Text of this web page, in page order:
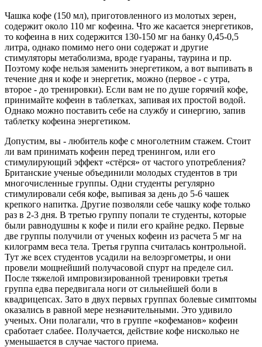
Чашка кофе (150 мл), приготовленного из молотых зерен,
содержит около 110 мг кофеина. Что же касается энергетиков,
то кофеина в них содержится 130-150 мг на банку 0,45-0,5
литра, однако помимо него они содержат и другие
стимуляторы метаболизма, вроде гуараны, таурина и пр.
Поэтому кофе нельзя заменить энергетиком, а вот выпивать в
течение дня и кофе и энергетик, можно (первое - с утра,
второе - до тренировки). Если вам не по душе горячий кофе,
принимайте кофеин в таблетках, запивая их простой водой.
Однако можно поставить себе на службу и синергию, запив
таблетку кофеина энергетиком.
Допустим, вы - любитель кофе с многолетним стажем. Стоит
ли вам принимать кофеин перед тренингом, или его
стимулирующий эффект «стёрся» от частого употребления?
Британские ученые объединили молодых студентов в три
многочисленные группы. Одни студенты регулярно
стимулировали себя кофе, выпивая за день до 5-6 чашек
крепкого напитка. Другие позволяли себе чашку кофе только
раз в 2-3 дня. В третью группу попали те студенты, которые
были равнодушны к кофе и пили его крайне редко. Первые
две группы получили от ученых кофеин из расчета 5 мг на
килограмм веса тела. Третья группа считалась контрольной.
Тут же всех студентов усадили на велоэргометры, и они
провели мощнейший получасовой спурт на пределе сил.
После тяжелой импровизированной тренировки третья
группа едва передвигала ноги от сильнейшей боли в
квадрицепсах. Зато в двух первых группах болевые симптомы
оказались в равной мере незначительными. Это удивило
ученых. Они полагали, что в группе «кофеманов» кофеин
сработает слабее. Получается, действие кофе нисколько не
уменьшается в случае частого приема.